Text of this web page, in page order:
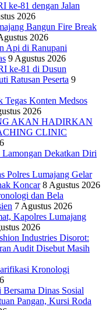
ke-81 dengan Jalan
2026
Bangun Fire Break
2026
Api di Ranupani
9 Agustus 2026
ke-81 di Dusun
Ratusan Peserta 9
Konten Medsos
2026
AKAN HADIRKAN
CLINIC
Lamongan Dekatkan Diri
Polres Lumajang Gelar
Koncar 8 Agustus 2026
dan Bela
7 Agustus 2026
Kapolres Lumajang
2026
Industries Disorot:
Audit Disebut Masih
Kronologi
Dinas Sosial
Pangan, Kursi Roda